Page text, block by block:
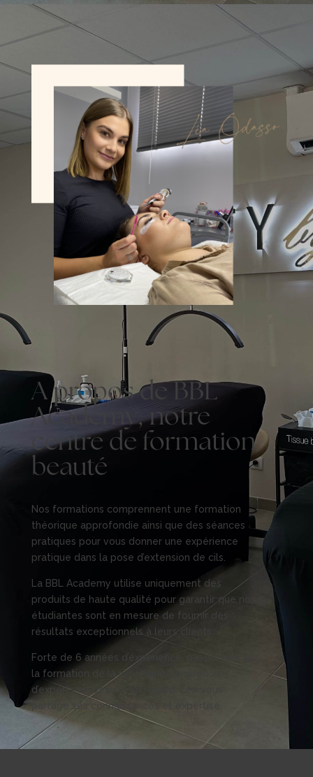
A propos de BBL
Academy, notre
centre de formation
beauté
Nos formations comprennent une formation
théorique approfondie ainsi que des séances
pratiques pour vous donner une expérience
pratique dans la pose d’extension de cils.
La BBL Academy utilise uniquement des
produits de haute qualité pour garantir que nos
étudiantes sont en mesure de fournir des
résultats exceptionnels à leurs clients.
Forte de 6 années d’expérience, passionnée par
la formation de la prochaine génération
d’experts en beauté du regard, Léa vous
partage ses connaissances et expertise.